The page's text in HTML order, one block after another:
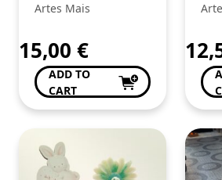
Artes Mais
15,00 €
ADD TO
CART